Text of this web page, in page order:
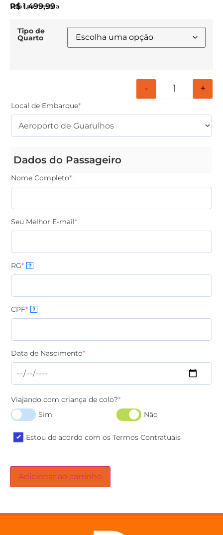
R$1.499,99
Valor por pessoa
Tipo de
Quarto
- +
Local de Embarque*
Dados do Passageiro
Nome Completo*
Seu Melhor E-mail*
RG* ?
CPF* ?
Data de Nascimento*
Viajando com criança de colo?*
Sim
Não
Estou de acordo com os Termos Contratuais
Adicionar ao carrinho